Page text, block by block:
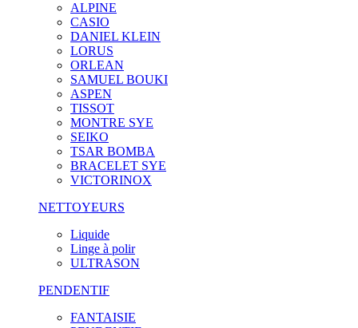
ALPINE
CASIO
DANIEL KLEIN
LORUS
ORLEAN
SAMUEL BOUKI
ASPEN
TISSOT
MONTRE SYE
SEIKO
TSAR BOMBA
BRACELET SYE
VICTORINOX
NETTOYEURS
Liquide
Linge à polir
ULTRASON
PENDENTIF
FANTAISIE